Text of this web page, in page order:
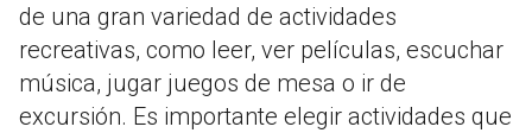
de una gran variedad de actividades
recreativas, como leer, ver películas, escuchar
música, jugar juegos de mesa o ir de
excursión. Es importante elegir actividades que